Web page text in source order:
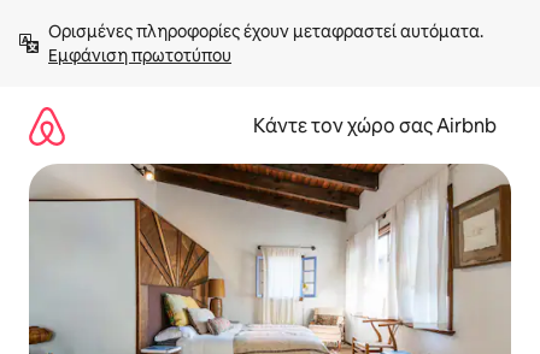
στο
περιεχόμενοΕμφάνιση πρωτοτύπου
Κάντε τον χώρο σας Airbnb